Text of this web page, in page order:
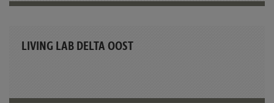
LIVING LAB DELTA OOST